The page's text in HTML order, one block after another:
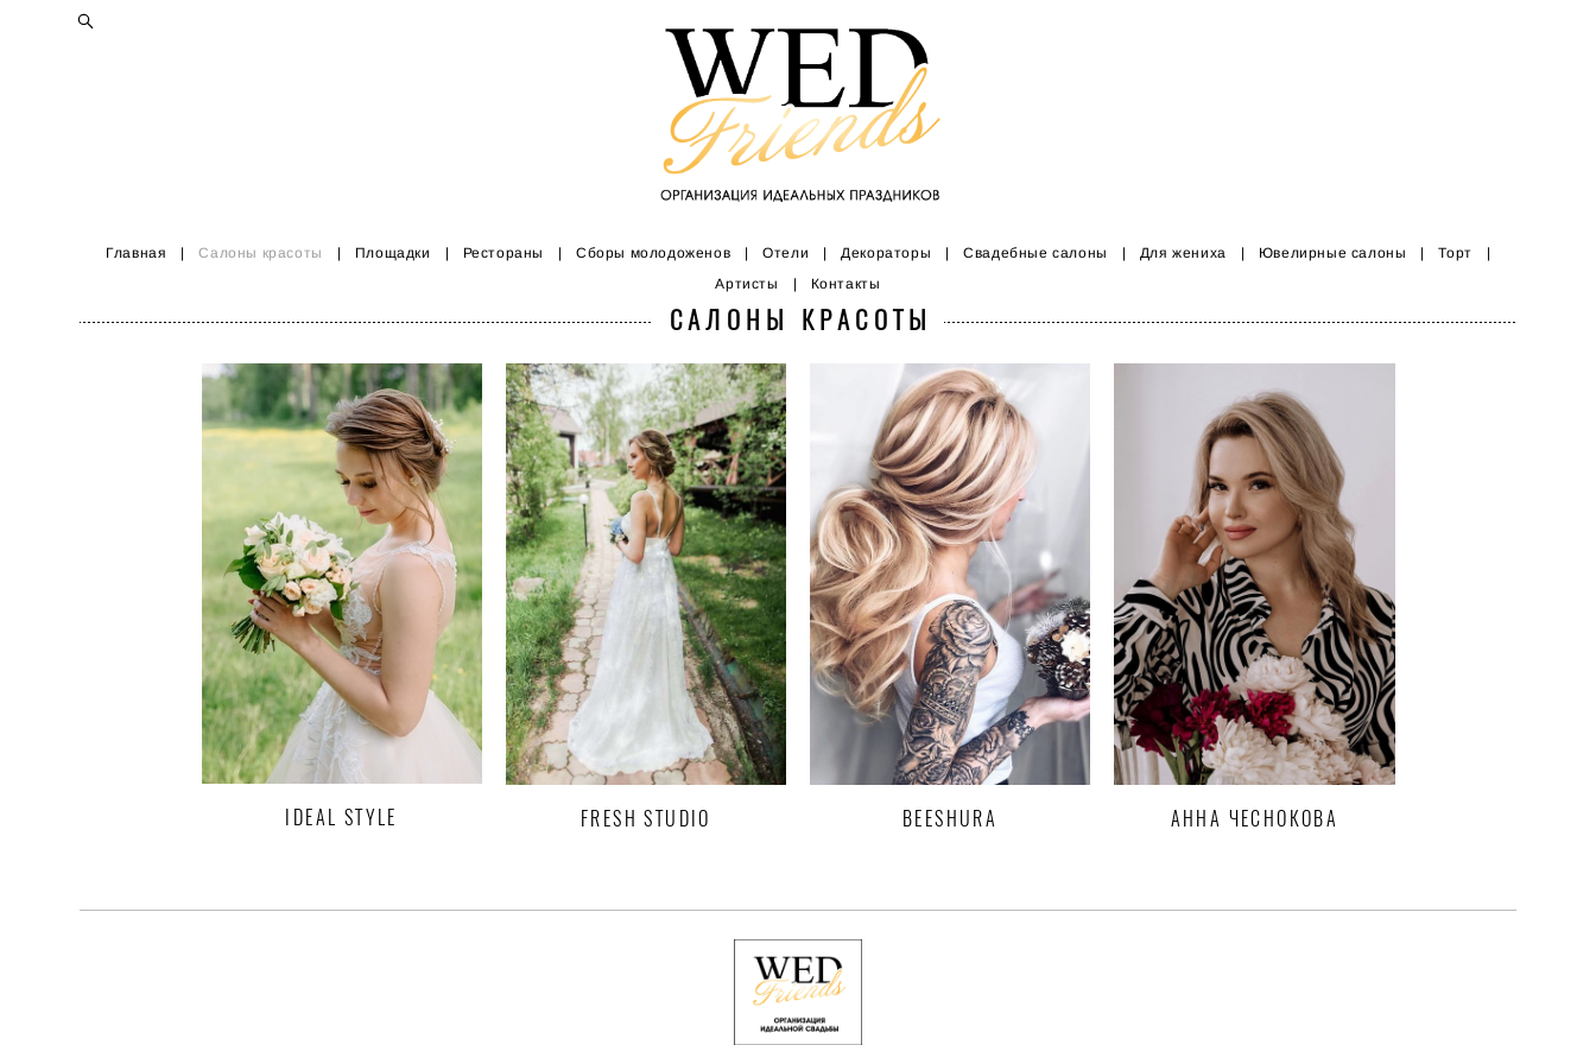
Главная | Салоны красоты | Площадки | Рестораны | Сборы молодоженов | Отели | Декораторы | Свадебные салоны | Для жениха | Ювелирные салоны | Торт
|
Артисты
| Контакты
САЛОНЫ КРАСОТЫ
IDEAL STYLE FRESH STUDIO BEESHURA АННА ЧЕСНОКОВА